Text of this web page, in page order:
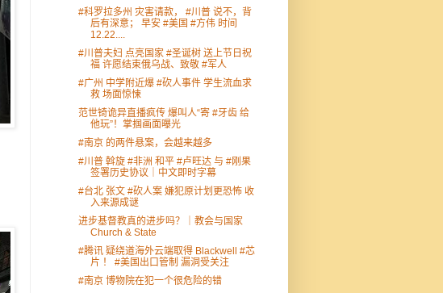
#科罗拉多州 灾害请款， #川普 说不，背
后有深意； 早安 #美国 #方伟 时间
12.22....
#川普夫妇 点亮国家 #圣诞树 送上节日祝
福 许愿结束俄乌战、致敬 #军人
#广州 中学附近爆 #砍人事件 学生流血求
救 场面惊悚
范世锜诡异直播疯传 爆叫人“寄 #牙齿 给
他玩”！掌掴画面曝光
#南京 的两件悬案，会越来越多
#川普 斡旋 #非洲 和平 #卢旺达 与 #刚果
签署历史协议｜中文即时字幕
#台北 张文 #砍人案 嫌犯原计划更恐怖 收
入来源成谜
进步基督教真的进步吗？｜教会与国家
Church & State
#腾讯 疑绕道海外云端取得 Blackwell #芯
片 ！ #美国出口管制 漏洞受关注
#南京 博物院在犯一个很危险的错